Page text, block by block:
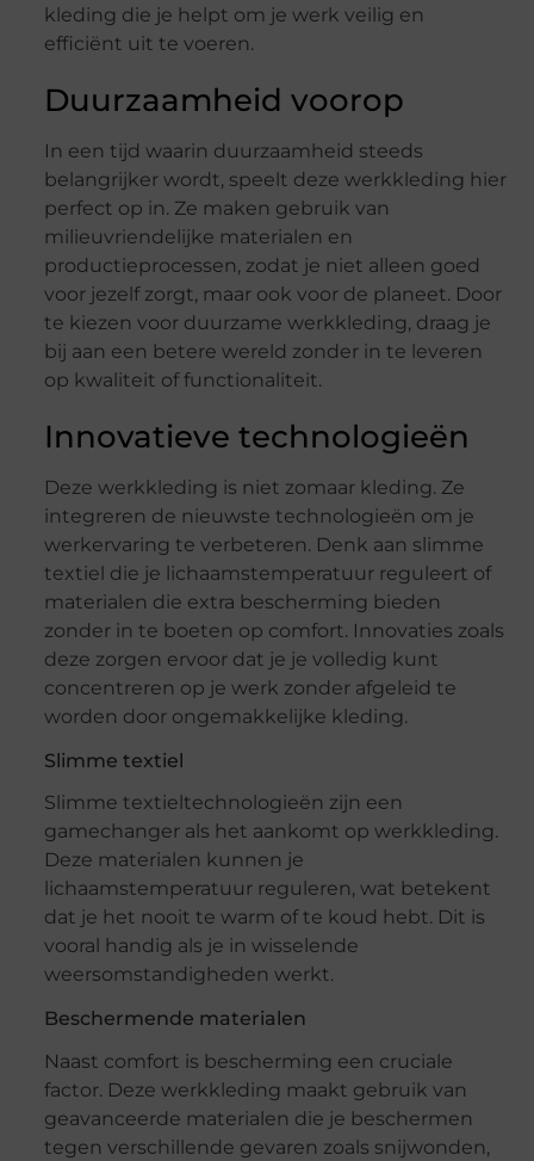
kleding die je helpt om je werk veilig en
efficiënt uit te voeren.
Duurzaamheid voorop
In een tijd waarin duurzaamheid steeds
belangrijker wordt, speelt deze werkkleding hier
perfect op in. Ze maken gebruik van
milieuvriendelijke materialen en
productieprocessen, zodat je niet alleen goed
voor jezelf zorgt, maar ook voor de planeet. Door
te kiezen voor duurzame werkkleding, draag je
bij aan een betere wereld zonder in te leveren
op kwaliteit of functionaliteit.
Innovatieve technologieën
Deze werkkleding is niet zomaar kleding. Ze
integreren de nieuwste technologieën om je
werkervaring te verbeteren. Denk aan slimme
textiel die je lichaamstemperatuur reguleert of
materialen die extra bescherming bieden
zonder in te boeten op comfort. Innovaties zoals
deze zorgen ervoor dat je je volledig kunt
concentreren op je werk zonder afgeleid te
worden door ongemakkelijke kleding.
Slimme textiel
Slimme textieltechnologieën zijn een
gamechanger als het aankomt op werkkleding.
Deze materialen kunnen je
lichaamstemperatuur reguleren, wat betekent
dat je het nooit te warm of te koud hebt. Dit is
vooral handig als je in wisselende
weersomstandigheden werkt.
Beschermende materialen
Naast comfort is bescherming een cruciale
factor. Deze werkkleding maakt gebruik van
geavanceerde materialen die je beschermen
tegen verschillende gevaren zoals snijwonden,